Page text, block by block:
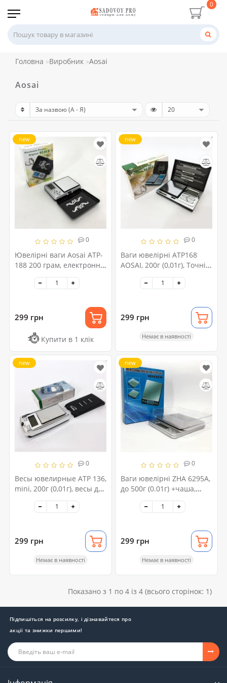
0
Головна Виробник Aosai
Aosai
0
Ювелірні ваги Aosai ATP-
188 200 грам, електронні
грамові ваги, ваги для
ювелірних виробів
new
299 грн
Купити в 1 клік
0
Ваги ювелірні ATP168
AOSAI, 200г (0,01г), Точні
електронні ваги,
Електронні ваги для
new
299 грн
Немає в наявності
0
Весы ювелирные AТР 136,
mini, 200г (0,01г), весы для
взвешивания золота,
компактные весы,
new
299 грн
Немає в наявності
0
Ваги ювелірні ZHA 6295A,
до 500г (0.01г) +чаша,
електронні грамові ваги,
для зважування золота
new
299 грн
Немає в наявності
Показано з 1 по 4 із 4 (всього сторінок: 1)
Підпишіться на розсилку, і дізнавайтеся про
акції та знижки першими!